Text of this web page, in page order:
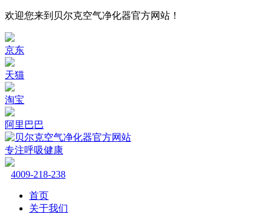
欢迎您来到贝尔克空气净化器官方网站！
京东
天猫
淘宝
阿里巴巴
专注呼吸健康
4009-218-238
首页
关于我们